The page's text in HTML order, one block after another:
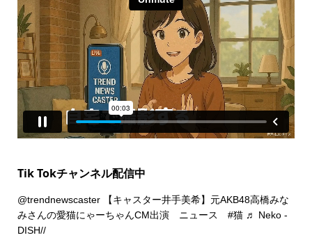
Tik Tokチャンネル配信中
@trendnewscaster【キャスター井手美希】元AKB48高橋みな
みさんの愛猫にゃーちゃんCM出演 ニュース #猫 ♬ Neko -
DISH//